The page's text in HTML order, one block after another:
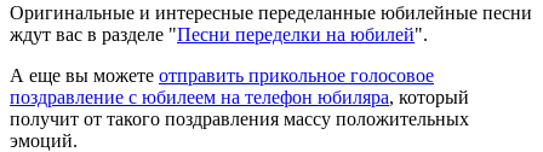
Оригинальные и интересные переделанные юбилейные песни
ждут вас в разделе "Песни переделки на юбилей".
А еще вы можете отправить прикольное голосовое
поздравление с юбилеем на телефон юбиляра, который
получит от такого поздравления массу положительных
эмоций.